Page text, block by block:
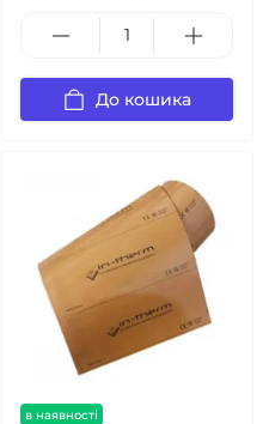
До кошика
в наявності